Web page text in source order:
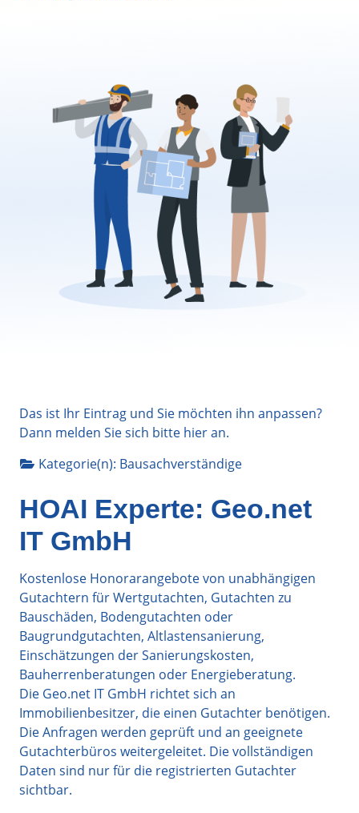
Das ist Ihr Eintrag und Sie möchten ihn anpassen?
Dann melden Sie sich bitte hieran.
Kategorie(n): Bausachverständige
HOAI Experte: Geo.net
IT GmbH
Kostenlose Honorarangebote von unabhängigen
Gutachtern für Wertgutachten, Gutachten zu
Bauschäden, Bodengutachten oder
Baugrundgutachten, Altlastensanierung,
Einschätzungen der Sanierungskosten,
Bauherrenberatungen oder Energieberatung.
Die Geo.net IT GmbH richtet sich an
Immobilienbesitzer, die einen Gutachter benötigen.
Die Anfragen werden geprüft und an geeignete
Gutachterbüros weitergeleitet. Die vollständigen
Daten sind nur für die registrierten Gutachter
sichtbar.